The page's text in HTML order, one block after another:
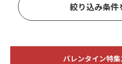
絞り込み条件
バレンタイン特